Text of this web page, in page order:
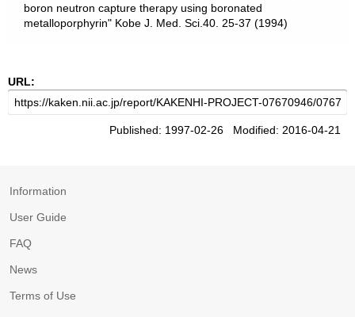
boron neutron capture therapy using boronated
metalloporphyrin" Kobe J. Med. Sci.40. 25-37 (1994)
URL:
Published: 1997-02-26 Modified: 2016-04-21
Information
User Guide
FAQ
News
Terms of Use